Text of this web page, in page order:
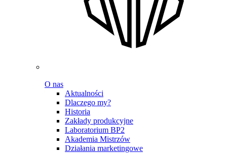
O nas
Aktualności
Dlaczego my?
Historia
Zakłady produkcyjne
Laboratorium BP2
Akademia Mistrzów
Działania marketingowe